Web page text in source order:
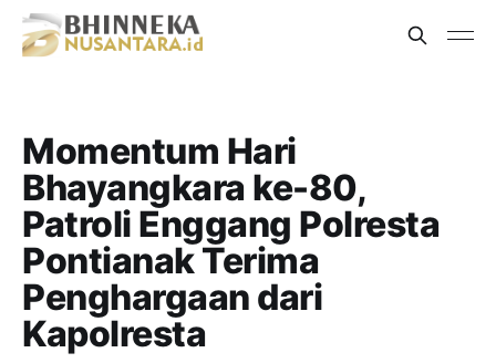
Momentum Hari
Bhayangkara ke-80,
Patroli Enggang Polresta
Pontianak Terima
Penghargaan dari
Kapolresta